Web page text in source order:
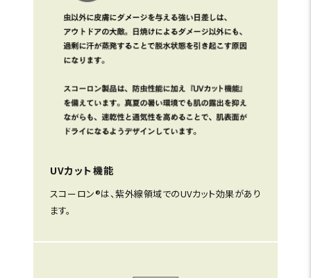
UVカット機能
スコーロン®は、紫外線領域でのUVカット効果があり
ます。